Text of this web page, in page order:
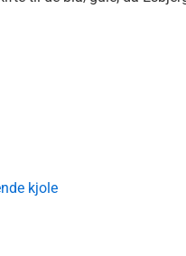
kjole